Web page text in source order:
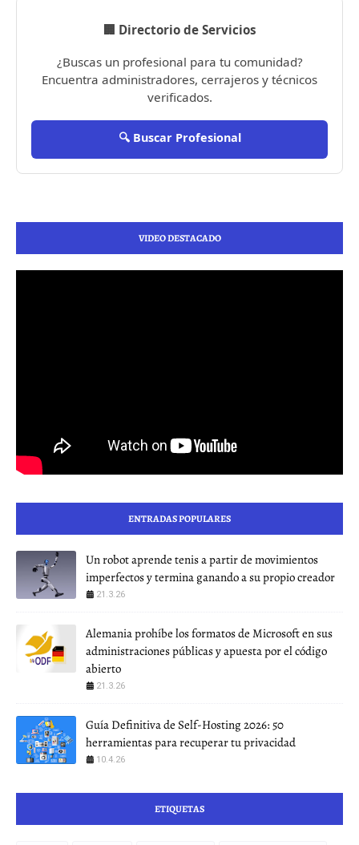
🏢 Directorio de Servicios
¿Buscas un profesional para tu comunidad?
Encuentra administradores, cerrajeros y técnicos
verificados.
🔍 Buscar Profesional
VIDEO DESTACADO
ENTRADAS POPULARES
Un robot aprende tenis a partir de movimientos
imperfectos y termina ganando a su propio creador
21.3.26
Alemania prohíbe los formatos de Microsoft en sus
administraciones públicas y apuesta por el código
abierto
21.3.26
Guía Definitiva de Self-Hosting 2026: 50
herramientas para recuperar tu privacidad
10.4.26
ETIQUETAS